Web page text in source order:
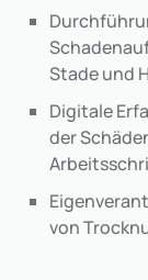
Stade und
Digitale
der
von